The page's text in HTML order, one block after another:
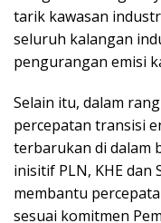
tarik kawasan
seluruh kalangan
pengurangan emisi
Selain itu, dalam
percepatan transisi
terbarukan di dalam
inisitif PLN, KHE
membantu
sesuai komitmen